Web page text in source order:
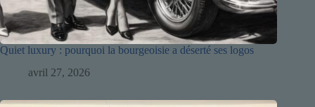
Quiet luxury : pourquoi la bourgeoisie a déserté ses logos
avril 27, 2026